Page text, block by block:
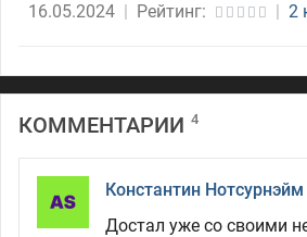
16.05.2024 | Рейтинг: | 2
КОММЕНТАРИИ 4
Константин Нотсурнэйм
Достал уже со своими